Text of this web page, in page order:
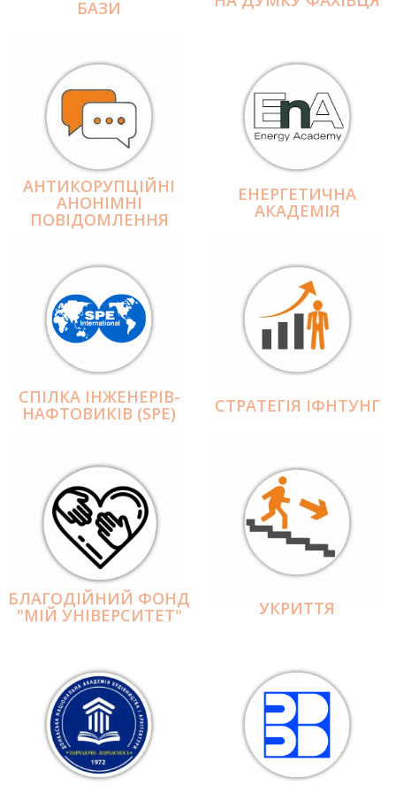
БАЗИ
АНТИКОРУПЦІЙНІ
АНОНІМНІ
ПОВІДОМЛЕННЯ
ЕНЕРГЕТИЧНА
АКАДЕМІЯ
СПІЛКА ІНЖЕНЕРІВ-
НАФТОВИКІВ (SPE) СТРАТЕГІЯ ІФНТУНГ
БЛАГОДІЙНИЙ ФОНД
"МІЙ УНІВЕРСИТЕТ" УКРИТТЯ